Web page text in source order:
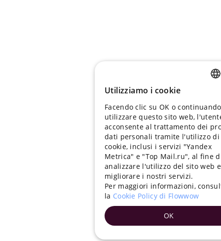
Utilizziamo i cookie
Facendo clic su OK o
utilizzare questo sito web,
acconsente al trattamento dei
dati personali tramite l'utilizzo di
cookie, inclusi i servizi "Yandex
Metrica" e "Top Mail.ru", al fine
analizzare l'utilizzo del sito web e
migliorare i nostri servizi.
Per maggiori informazioni,
la Cookie Policy di Flowwow
OK